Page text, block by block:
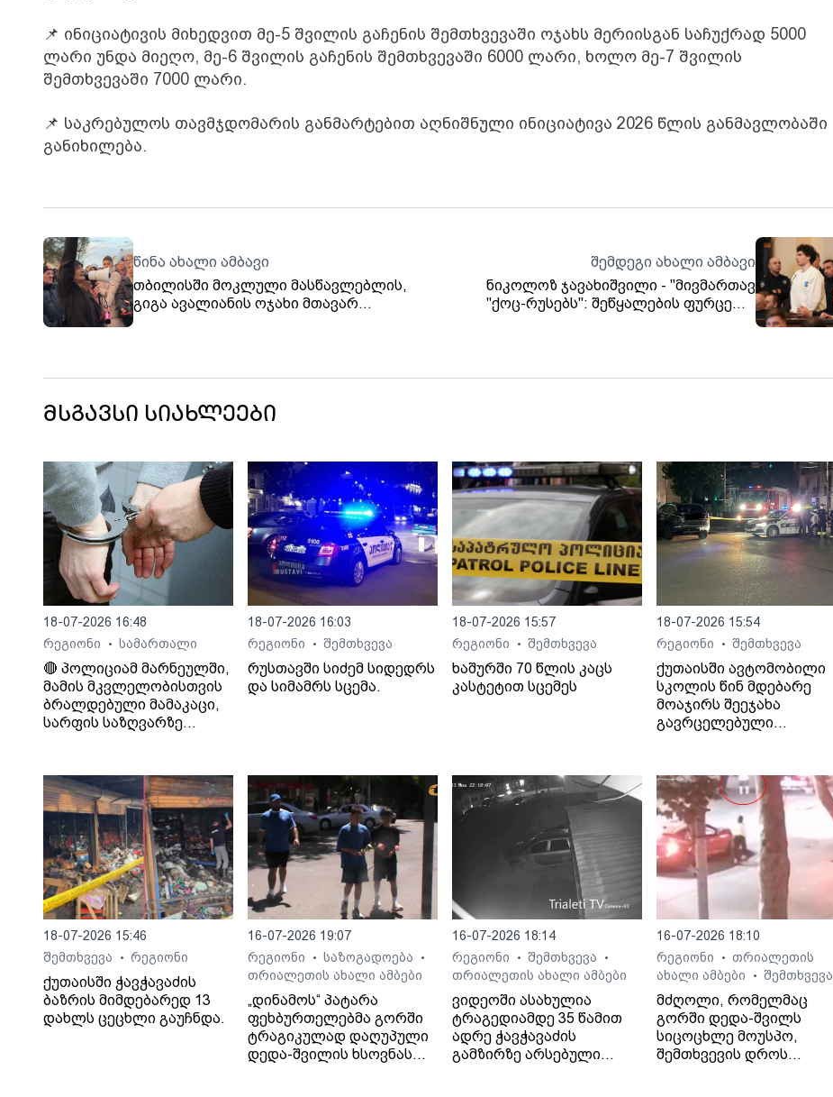
📌 ინიციატივის მიხედვით მე-5 შვილის გაჩენის შემთხვევაში ოჯახს მერიისგან საჩუქრად 5000
ლარი უნდა მიეღო, მე-6 შვილის გაჩენის შემთხვევაში 6000 ლარი, ხოლო მე-7 შვილის
შემთხვევაში 7000 ლარი.
📌 საკრებულოს თავმჯდომარის განმარტებით აღნიშნული ინიციატივა 2026 წლის განმავლობაში
განიხილება.
წინა ახალი ამბავი
თბილისში მოკლული მასწავლებლის,
გიგა ავალიანის ოჯახი მთავარ
გადადგომა მოითხოვა
შემდეგი ახალი ამბავი
ნიკოლოზ ჯავახიშვილი - "მივმართავ
"ქოც-რუსებს": შეწყალების ფურცელი
დაკეცეთ და ჯიბეში ჩაიდეთ, დათმეთ
საპროტესტო აქციებზე დაკავებული,
მსგავსი სიახლეები
18-07-2026 16:48
რეგიონი
• სამართალი
🔴 პოლიციამ მარნეულში,
მამის მკვლელობისთვის
ბრალდებული მამაკაცი,
სარფის საზღვარზე
18-07-2026 16:03
რეგიონი
• შემთხვევა
რუსთავში სიძემ სიდედრს
და სიმამრს სცემა.
18-07-2026 15:57
რეგიონი
• შემთხვევა
ხაშურში 70 წლის კაცს
კასტეტით სცემეს
18-07-2026 15:54
რეგიონი
• შემთხვევა
ქუთაისში ავტომობილი
სკოლის წინ მდებარე
მოაჯირს შეეჯახა
გავრცელებული
საჯარო სკოლასთან
მოხდა.
18-07-2026 15:46
შემთხვევა
• რეგიონი
ქუთაისში ჭავჭავაძის
ბაზრის მიმდებარედ 13
დახლს ცეცხლი გაუჩნდა.
16-07-2026 19:07
რეგიონი
• საზოგადოება •
თრიალეთის ახალი ამბები
„დინამოს“ პატარა
ფეხბურთელებმა გორში
ტრაგიკულად დაღუპული
დედა-შვილის ხსოვნას
16-07-2026 18:14
რეგიონი
• შემთხვევა •
თრიალეთის ახალი ამბები
ვიდეოში ასახულია
ტრაგედიამდე 35 წამით
ადრე ჭავჭავაძის
გამზირზე არსებული
16-07-2026 18:10
რეგიონი
• თრიალეთის
ახალი ამბები
• შემთხვევა
მძღოლი, რომელმაც
გორში დედა-შვილს
სიცოცხლე მოუსპო,
შემთხვევის დროს